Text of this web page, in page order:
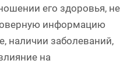
его здоровья, не
информацию
наличии заболеваний,
на